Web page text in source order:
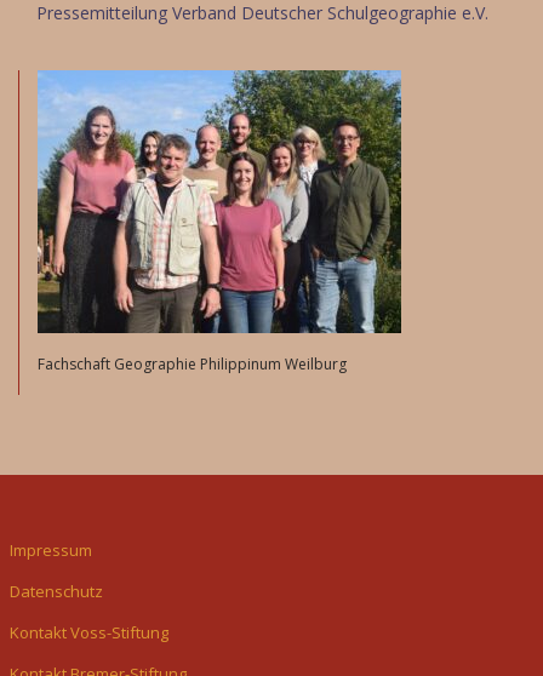
Pressemitteilung Verband Deutscher Schulgeographie e.V.
Fachschaft Geographie Philippinum Weilburg
Impressum
Datenschutz
Kontakt Voss-Stiftung